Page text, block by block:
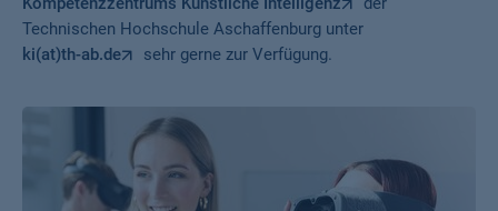
Technischen Hochschule Aschaffenburg unter
ki(at)th-ab.de
sehr gerne zur Verfügung.